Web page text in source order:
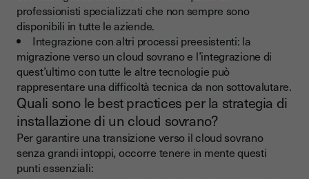
professionisti specializzati che non sempre sono
disponibili in tutte le aziende.
Integrazione con altri processi preesistenti: la
migrazione verso un cloud sovrano e l’integrazione di
quest’ultimo con tutte le altre tecnologie può
rappresentare una difficoltà tecnica da non sottovalutare.
Quali sono le best practices per la strategia di
installazione di un cloud sovrano?
Per garantire una transizione verso il cloud sovrano
senza grandi intoppi, occorre tenere in mente questi
punti essenziali: